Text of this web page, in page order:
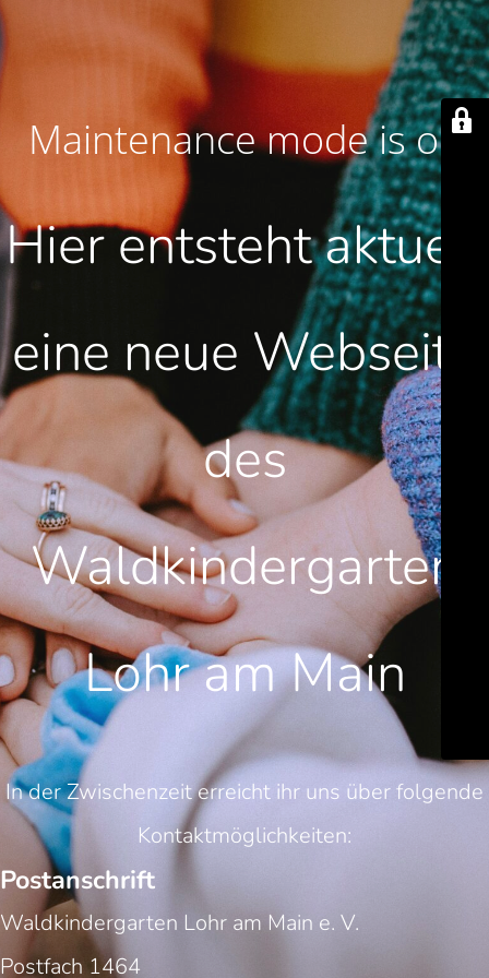
Maintenance mode is on
Hier entsteht aktuell
eine neue Webseite
des
Waldkindergarten
Lohr am Main
In der Zwischenzeit erreicht ihr uns über folgende
Kontaktmöglichkeiten:
Postanschrift
Waldkindergarten Lohr am Main e. V.
Postfach 1464